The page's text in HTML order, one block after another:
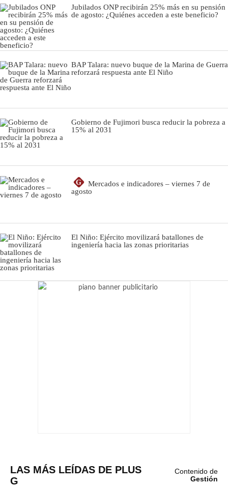
Jubilados ONP recibirán 25% más en su pensión
de agosto: ¿Quiénes acceden a este beneficio?
BAP Talara: nuevo buque de la Marina de Guerra
reforzará respuesta ante El Niño
Gobierno de Fujimori busca reducir la pobreza a
15% al 2031
G
Mercados e indicadores – viernes 7 de
agosto
El Niño: Ejército movilizará batallones de
ingeniería hacia las zonas prioritarias
LAS MÁS LEÍDAS DE PLUS
G
Contenido de
Gestión